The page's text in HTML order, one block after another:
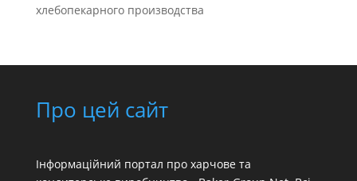
хлебопекарного производства
Про цей сайт
Інформаційний портал про харчове та